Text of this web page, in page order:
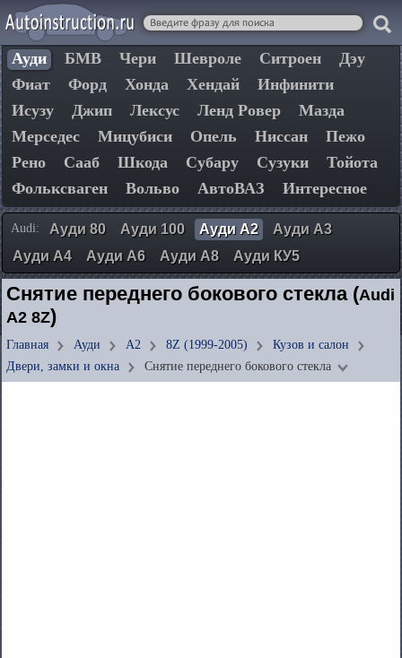
Ауди БМВ Чери Шевроле Ситроен
Дэу
Фиат
Форд Хонда Хендай
Инфинити
Исузу
Джип Лексус Ленд Ровер
Мазда
Мерседес
Мицубиси Опель Ниссан
Пежо
Рено
Сааб Шкода Субару Сузуки
Тойота
Фольксваген
Вольво АвтоВАЗ Интересное
Audi: Ауди 80 Ауди 100 Ауди А2
Ауди А3
Ауди А4
Ауди А6 Ауди А8 Ауди КУ5
Снятие переднего бокового стекла (Audi
A2 8Z)
Главная Ауди А2 8Z (1999-2005)
Кузов и салон
Двери, замки и окна
Снятие переднего бокового стекла